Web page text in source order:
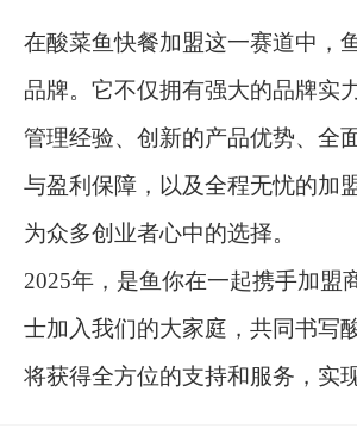
在酸菜鱼快餐加盟这一赛道中，
品牌。它不仅拥有强大的品牌实
管理经验、创新的产品优势、全
与盈利保障，以及全程无忧的加
为众多创业者心中的选择。
2025年，是鱼你在一起携手加盟
士加入我们的大家庭，共同书写
将获得全方位的支持和服务，实